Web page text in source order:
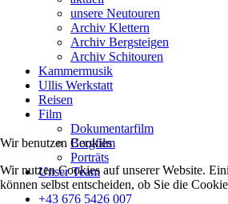
unsere Neutouren
Archiv Klettern
Archiv Bergsteigen
Archiv Schitouren
Kammermusik
Ullis Werkstatt
Reisen
Film
Dokumentarfilm
Bergfilm
Porträts
Unser Team
+43 676 5426 007
Wir benutzen Cookies
Wir nutzen Cookies auf unserer Website.
können selbst entscheiden, ob Sie die